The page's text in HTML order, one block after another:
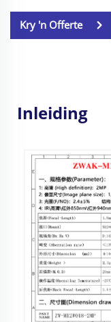
Kry 'n Offerte
Inleiding